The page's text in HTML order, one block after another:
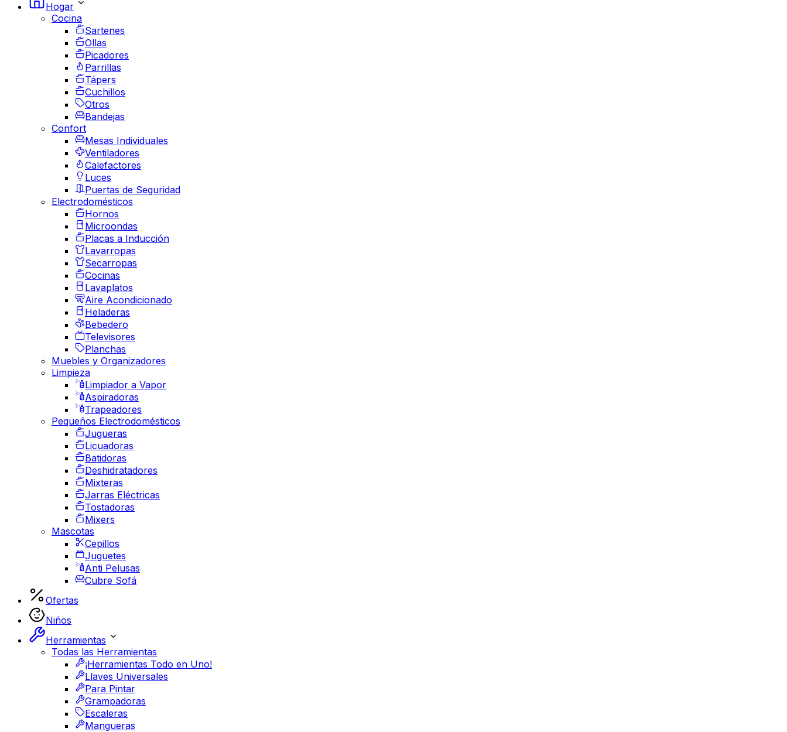
Hogar
Cocina
Sartenes
Ollas
Picadores
Parrillas
Tápers
Cuchillos
Otros
Bandejas
Confort
Mesas Individuales
Ventiladores
Calefactores
Luces
Puertas de Seguridad
Electrodomésticos
Hornos
Microondas
Placas a Inducción
Lavarropas
Secarropas
Cocinas
Lavaplatos
Aire Acondicionado
Heladeras
Bebedero
Televisores
Planchas
Muebles y Organizadores
Limpieza
Limpiador a Vapor
Aspiradoras
Trapeadores
Pequeños Electrodomésticos
Jugueras
Licuadoras
Batidoras
Deshidratadores
Mixteras
Jarras Eléctricas
Tostadoras
Mixers
Mascotas
Cepillos
Juguetes
Anti Pelusas
Cubre Sofá
Ofertas
Niños
Herramientas
Todas las Herramientas
¡Herramientas Todo en Uno!
Llaves Universales
Para Pintar
Grampadoras
Escaleras
Mangueras